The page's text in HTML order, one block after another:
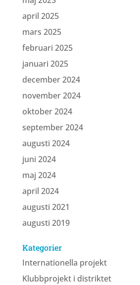
april 2025
mars 2025
februari 2025
januari 2025
december 2024
november 2024
oktober 2024
september 2024
augusti 2024
juni 2024
maj 2024
april 2024
augusti 2021
augusti 2019
Kategorier
Internationella projekt
Klubbprojekt i distriktet